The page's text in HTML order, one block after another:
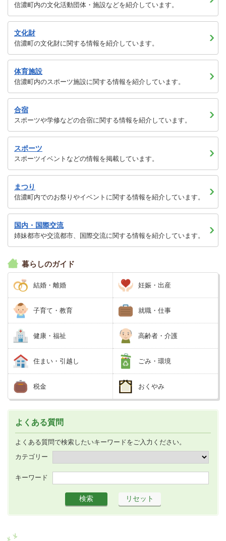
信濃町内の文化活動団体・施設などを紹介しています。
文化財
信濃町の文化財に関する情報を紹介しています。
体育施設
信濃町内のスポーツ施設に関する情報を紹介しています。
合宿
スポーツや学修などの合宿に関する情報を紹介しています。
スポーツ
スポーツイベントなどの情報を掲載しています。
まつり
信濃町内でのお祭りやイベントに関する情報を紹介しています。
国内・国際交流
姉妹都市や交流都市、国際交流に関する情報を紹介しています。
暮らしのガイド
結婚・離婚 妊娠・出産
子育て・教育 就職・仕事
健康・福祉 高齢者・介護
住まい・引越し ごみ・環境
税金 おくやみ
よくある質問
よくある質問で検索したいキーワードをご入力ください。
カテゴリー
キーワード